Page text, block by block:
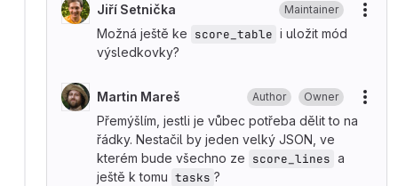
Jiří Setnička Maintainer
Možná ještě ke score_table i uložit mód
výsledkovky?
Martin Mareš Author Owner
Přemýšlím, jestli je vůbec potřeba dělit to na
řádky. Nestačil by jeden velký JSON, ve
kterém bude všechno ze score_lines a
ještě k tomu tasks ?